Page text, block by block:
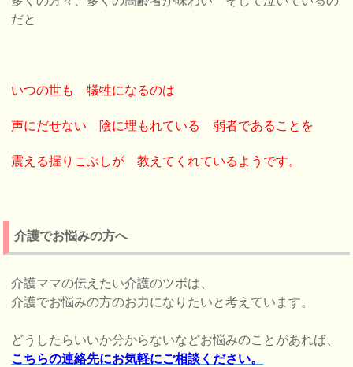
だと
いつの世も 犠牲になるのは
声にだせない 陰に埋もれている 弱者であることを
震える握りこぶしが 教えてくれているようです。
介護でお悩みの方へ
介護ママの伝えたい介護のツボは、
介護でお悩みの方のお力になりたいと考えています。
どうしたらいいか分からないなどお悩みのことがあれば、
こちらの連絡先にお気軽にご相談ください。